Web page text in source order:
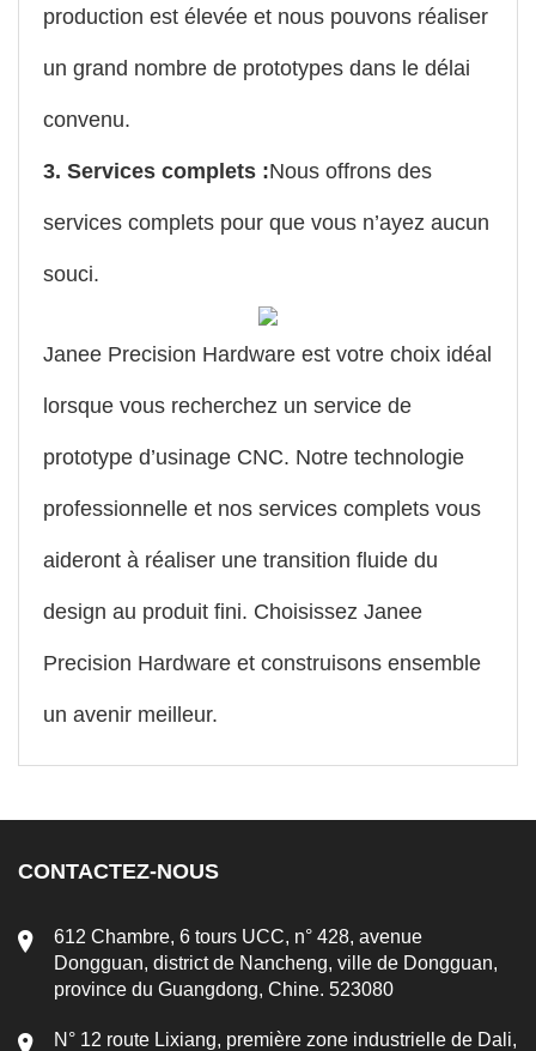
production est élevée et nous pouvons réaliser
un grand nombre de prototypes dans le délai
convenu.
3. Services complets :Nous offrons des
services complets pour que vous n’ayez aucun
souci.
Janee Precision Hardware est votre choix idéal
lorsque vous recherchez un service de
prototype d’usinage CNC. Notre technologie
professionnelle et nos services complets vous
aideront à réaliser une transition fluide du
design au produit fini. Choisissez Janee
Precision Hardware et construisons ensemble
un avenir meilleur.
CONTACTEZ-NOUS
612 Chambre, 6 tours UCC, n° 428, avenue
Dongguan, district de Nancheng, ville de Dongguan,
province du Guangdong, Chine. 523080
N° 12 route Lixiang, première zone industrielle de Dali,